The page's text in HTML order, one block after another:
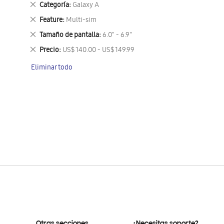
Categoría Galaxy A
Eliminar
este
artículo
Feature Multi-sim
Eliminar
este
artículo
Tamaño de pantalla 6.0" - 6.9"
Eliminar
este
artículo
Precio US$ 140.00 - US$ 149.99
Eliminar
artículo
Eliminar todo